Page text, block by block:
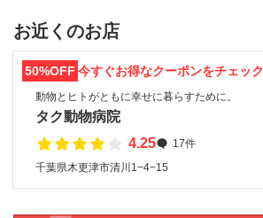
お近くのお店
50%OFF 今すぐお得なクーポンをチェック
動物とヒトがともに幸せに暮らすために。
タク動物病院
4.25
17件
千葉県木更津市清川1−4−15